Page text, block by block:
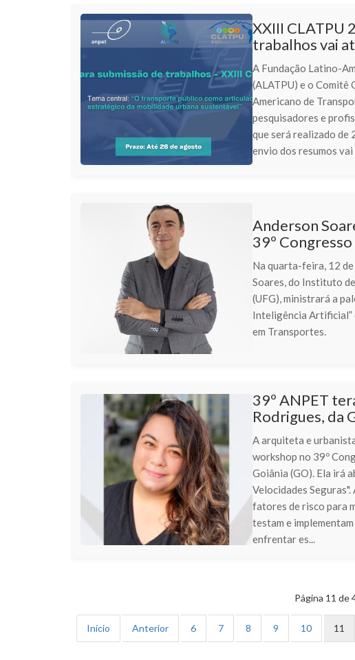
XXIII CLATPU
trabalhos vai
A Fundação Latino-
(ALATPU) e o
Americano de
pesquisadores e
que será realizado de
envio dos resumos
Anderson
39º
Na quarta-feira, 12
Soares, do Instituto
(UFG), ministrará a
Inteligência Artificial”
em Transportes.
39º ANPET
Rodrigues, da
A arquiteta e
workshop no 39º
Goiânia (GO). Ela irá
Velocidades
fatores de risco para
testam e
enfrentar es...
Página 11 de
Início Anterior 6 7 8 9 10 11